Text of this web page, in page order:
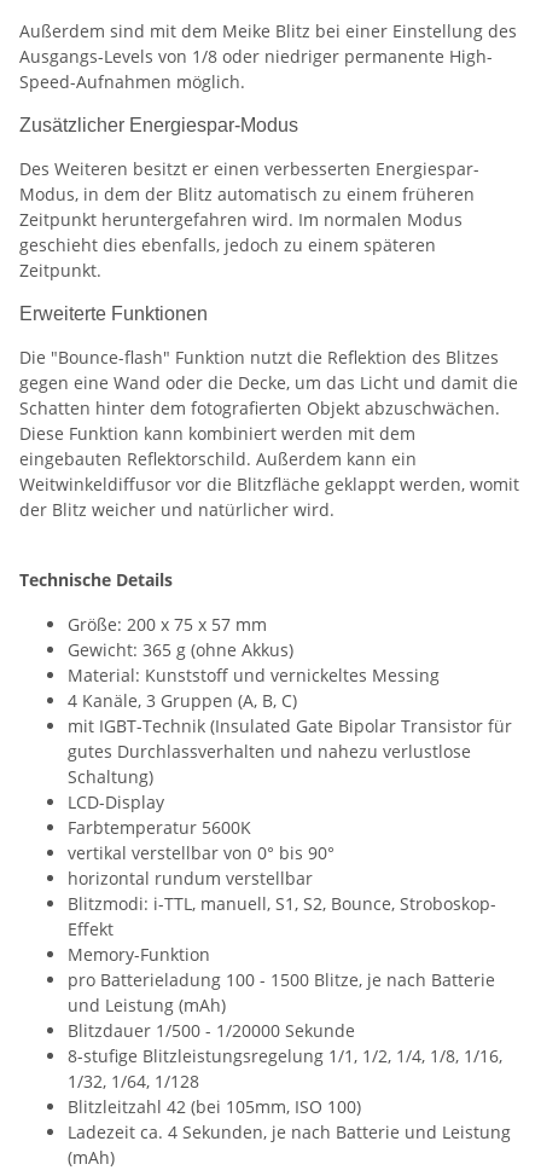
Außerdem sind mit dem Meike Blitz bei einer Einstellung des
Ausgangs-Levels von 1/8 oder niedriger permanente High-
Speed-Aufnahmen möglich.
Zusätzlicher Energiespar-Modus
Des Weiteren besitzt er einen verbesserten Energiespar-
Modus, in dem der Blitz automatisch zu einem früheren
Zeitpunkt heruntergefahren wird. Im normalen Modus
geschieht dies ebenfalls, jedoch zu einem späteren
Zeitpunkt.
Erweiterte Funktionen
Die "Bounce-flash" Funktion nutzt die Reflektion des Blitzes
gegen eine Wand oder die Decke, um das Licht und damit die
Schatten hinter dem fotografierten Objekt abzuschwächen.
Diese Funktion kann kombiniert werden mit dem
eingebauten Reflektorschild. Außerdem kann ein
Weitwinkeldiffusor vor die Blitzfläche geklappt werden, womit
der Blitz weicher und natürlicher wird.
Technische Details
Größe: 200 x 75 x 57 mm
Gewicht: 365 g (ohne Akkus)
Material: Kunststoff und vernickeltes Messing
4 Kanäle, 3 Gruppen (A, B, C)
mit IGBT-Technik (Insulated Gate Bipolar Transistor für
gutes Durchlassverhalten und nahezu verlustlose
Schaltung)
LCD-Display
Farbtemperatur 5600K
vertikal verstellbar von 0° bis 90°
horizontal rundum verstellbar
Blitzmodi: i-TTL, manuell, S1, S2, Bounce, Stroboskop-
Effekt
Memory-Funktion
pro Batterieladung 100 - 1500 Blitze, je nach Batterie
und Leistung (mAh)
Blitzdauer 1/500 - 1/20000 Sekunde
8-stufige Blitzleistungsregelung 1/1, 1/2, 1/4, 1/8, 1/16,
1/32, 1/64, 1/128
Blitzleitzahl 42 (bei 105mm, ISO 100)
Ladezeit ca. 4 Sekunden, je nach Batterie und Leistung
(mAh)